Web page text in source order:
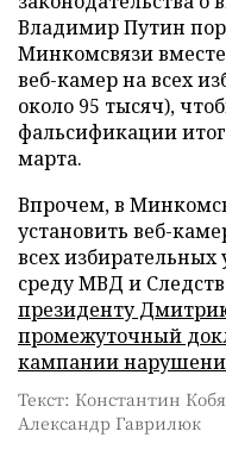
Владимир Путин
Минкомсвязи
веб-камер на всех
около 95 тысяч),
фальсификации
марта.
Впрочем, в
установить веб-
всех
среду МВД и
президенту
промежуточный
кампании
Текст: Константин
Александр Гаврилюк